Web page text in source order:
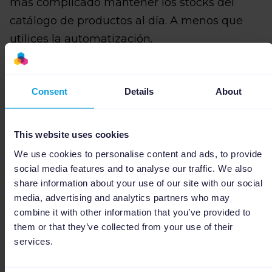
Consent Details About
This website uses cookies
We use cookies to personalise content and ads, to provide
social media features and to analyse our traffic. We also
share information about your use of our site with our social
media, advertising and analytics partners who may
combine it with other information that you’ve provided to
them or that they’ve collected from your use of their
services.
catálogo de productos al día. A menos que
utilices la automatización.
Laconexión de pedidos
tener el stock de todos tus productos bajo
tu tienda online, puedes tener un control
absoluto sobre los niveles de stock de tu
catálogo. Así, los anuncios de los productos
sin stock se pausarán automáticamente en
Google Ads o Microsoft Advertising.